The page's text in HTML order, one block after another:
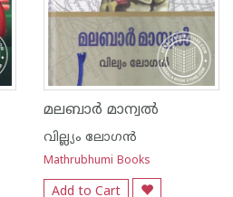
മലബാര്‍ മാന്വല്‍
വില്ല്യം ലോഗന്‍
Mathrubhumi Books
Add to Cart